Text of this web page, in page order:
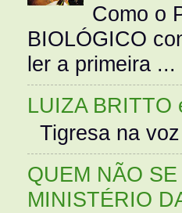
Como o
BIOLÓGICO
ler a primeira ...
LUIZA BRITTO
Tigresa na
QUEM NÃO
MINISTÉRIO